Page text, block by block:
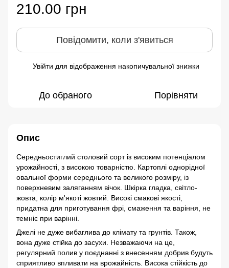
210.00 грн
Повідомити, коли з'явиться
Увійти для відображення накопичувальної знижки
До обраного Порівняти
Опис
Середньостиглий столовий сорт із високим потенціалом
урожайності, з високою товарністю. Картоплі однорідної
овальної форми середнього та великого розміру, із
поверхневим заляганням вічок. Шкірка гладка, світло-
жовта, колір м'якоті жовтий. Високі смакові якості,
придатна для приготування фрі, смаження та варіння, не
темніє при варінні.
Джелі не дуже вибаглива до клімату та грунтів. Також,
вона дуже стійка до засухи. Незважаючи на це,
регулярний полив у поєднанні з внесенням добрив будуть
сприятливо впливати на врожайність. Висока стійкість до